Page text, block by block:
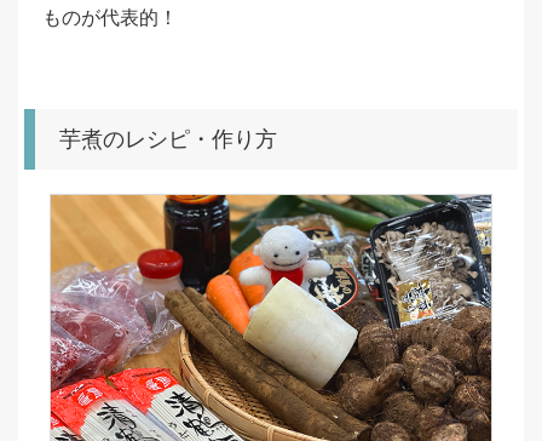
ものが代表的！
芋煮のレシピ・作り方